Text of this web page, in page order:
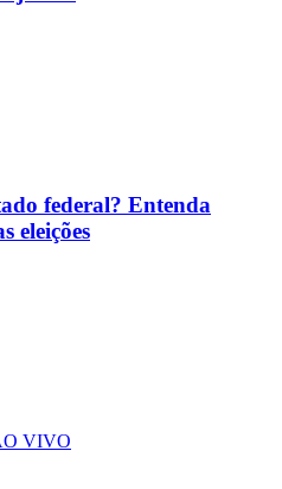
federal? Entenda
eleições
VIVO